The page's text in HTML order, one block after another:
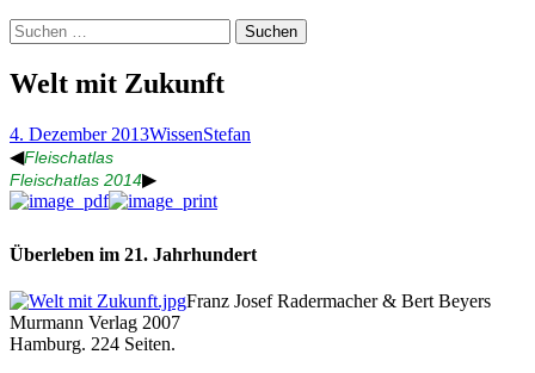
Suchen
nach:
Welt mit Zukunft
4. Dezember 2013WissenStefan
◀Fleischatlas
Fleischatlas 2014▶
Überleben im 21. Jahrhundert
Franz Josef Radermacher & Bert Beyers
Murmann Verlag 2007
Hamburg. 224 Seiten.